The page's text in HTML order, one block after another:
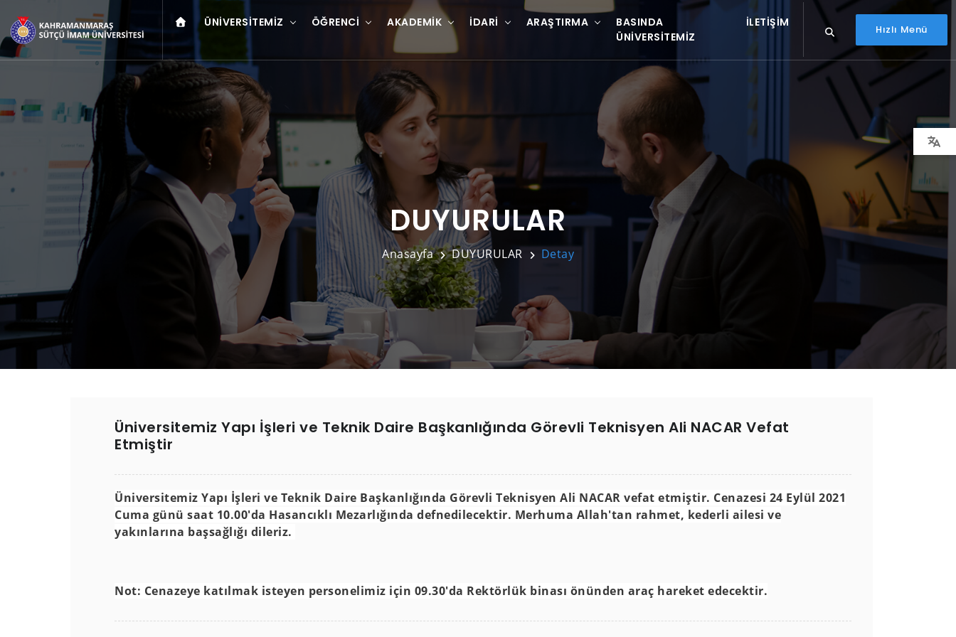
ÜNIVERSITEMIZ ÖĞRENCI AKADEMIK İDARI ARAŞTIRMA
BASINDA
ÜNIVERSITEMIZ
İLETIŞIM
Hızlı Menü
DUYURULAR
Anasayfa DUYURULAR Detay
Üniversitemiz Yapı İşleri ve Teknik Daire Başkanlığında Görevli Teknisyen Ali NACAR Vefat
Etmiştir
Üniversitemiz Yapı İşleri ve Teknik Daire Başkanlığında Görevli Teknisyen Ali NACAR vefat etmiştir. Cenazesi 24 Eylül 2021
Cuma günü saat 10.00'da Hasancıklı Mezarlığında defnedilecektir. Merhuma Allah'tan rahmet, kederli ailesi ve
yakınlarına başsağlığı dileriz.
Not: Cenazeye katılmak isteyen personelimiz için 09.30'da Rektörlük binası önünden araç hareket edecektir.